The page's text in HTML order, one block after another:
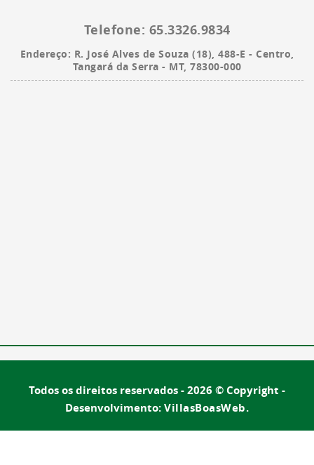
Telefone: 65.3326.9834
Endereço: R. José Alves de Souza (18), 488-E - Centro,
Tangará da Serra - MT, 78300-000
Todos os direitos reservados - 2026 © Copyright -
Desenvolvimento:VillasBoasWeb.